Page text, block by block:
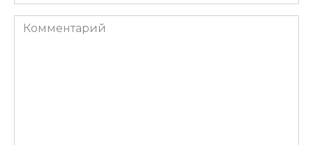
Комментарий